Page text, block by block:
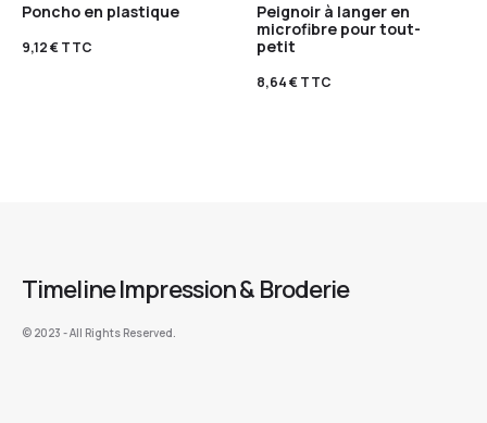
Poncho en plastique
9,12€TTC
Peignoir à langer en
microfibre pour tout-
petit
8,64€TTC
Timeline Impression & Broderie
©️ 2023 - All Rights Reserved.